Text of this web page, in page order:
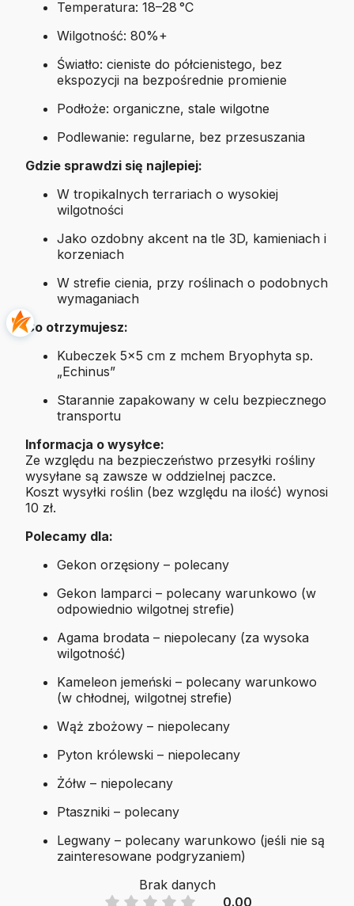
Temperatura: 18–28 °C
Wilgotność: 80%+
Światło: cieniste do półcienistego, bez
ekspozycji na bezpośrednie promienie
Podłoże: organiczne, stale wilgotne
Podlewanie: regularne, bez przesuszania
Gdzie sprawdzi się najlepiej:
W tropikalnych terrariach o wysokiej
wilgotności
Jako ozdobny akcent na tle 3D, kamieniach i
korzeniach
W strefie cienia, przy roślinach o podobnych
wymaganiach
Co otrzymujesz:
Kubeczek 5×5 cm z mchem Bryophyta sp.
„Echinus”
Starannie zapakowany w celu bezpiecznego
transportu
Informacja o wysyłce:
Ze względu na bezpieczeństwo przesyłki rośliny
wysyłane są zawsze w oddzielnej paczce.
Koszt wysyłki roślin (bez względu na ilość) wynosi
10 zł.
Polecamy dla:
Gekon orzęsiony – polecany
Gekon lamparci – polecany warunkowo (w
odpowiednio wilgotnej strefie)
Agama brodata – niepolecany (za wysoka
wilgotność)
Kameleon jemeński – polecany warunkowo
(w chłodnej, wilgotnej strefie)
Wąż zbożowy – niepolecany
Pyton królewski – niepolecany
Żółw – niepolecany
Ptaszniki – polecany
Legwany – polecany warunkowo (jeśli nie są
zainteresowane podgryzaniem)
Brak danych
0.00